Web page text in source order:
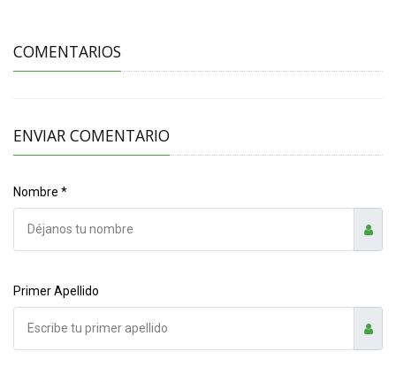
COMENTARIOS
ENVIAR COMENTARIO
Nombre *
Primer Apellido